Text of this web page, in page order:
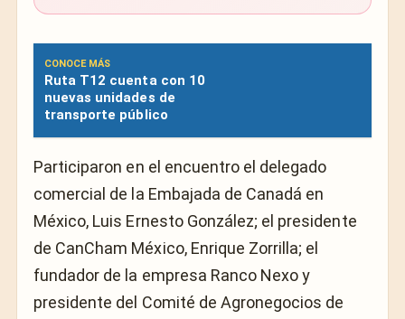
CONOCE MÁS
Ruta T12 cuenta con 10
nuevas unidades de
transporte público
Participaron en el encuentro el delegado
comercial de la Embajada de Canadá en
México, Luis Ernesto González; el presidente
de CanCham México, Enrique Zorrilla; el
fundador de la empresa Ranco Nexo y
presidente del Comité de Agronegocios de